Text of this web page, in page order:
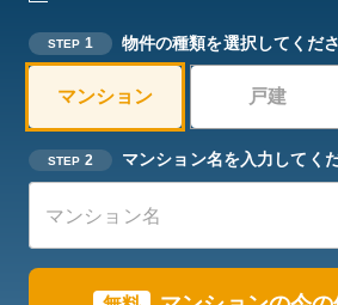
STEP 1 物件の種類を選択してくだ
マンション 戸建
STEP 2 マンション名を入力してく